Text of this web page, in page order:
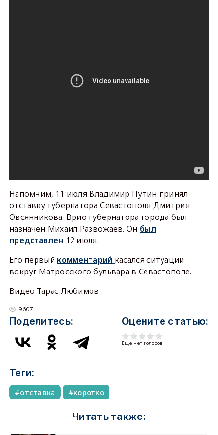
Напомним, 11 июля Владимир Путин принял
отставку губернатора Севастополя Дмитрия
Овсянникова. Врио губернатора города был
назначен Михаил Развожаев. Он был
представлен 12 июля.
Его первый комментарий касался ситуации
вокруг Матросского бульвара в Севастополе.
Видео Тарас Любимов
9607
Поделитесь: Оцените статью:
Еще нет голосов
Теги:
отставка коротко
Читать также: